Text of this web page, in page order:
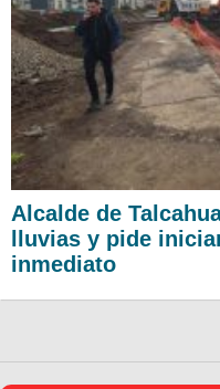
Alcalde de
lluvias y pide
inmediato